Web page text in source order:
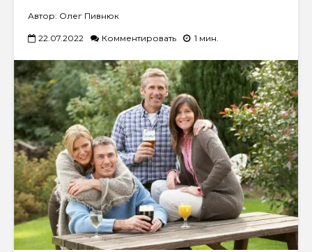
Автор: Олег Пивнюк
22.07.2022 Комментировать 1 мин.